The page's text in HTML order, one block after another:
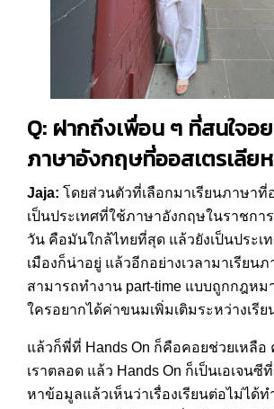
Q: ฝากถึงเพื่อน ๆ ที่สนใจอ
ภาษาอังกฤษที่ออสเตรเลีย
Jaja: โดยส่วนตัวที่เลือกมาเรียนภาษาที่
เป็นประเทศที่ใช้ภาษาอังกฤษในราชกา
วัน คือมันใกล้ไทยที่สุด แล้วยังเป็นประ
เมืองก็น่าอยู่ แล้วอีกอย่างเวลามาเรียนภ
สามารถทำงาน part-time แบบถูกกฎหม
ใครอยากได้ค่าขนมเพิ่มเติมระหว่างเรีย
แล้วก็พี่ที่ Hands On ก็คือคอยช่วยเหลือ
เราตลอด แล้ว Hands On ก็เป็นเอเจน
หาข้อมูลแล้วเห็นว่าเรื่องเรียนต่อไม่ได้ท